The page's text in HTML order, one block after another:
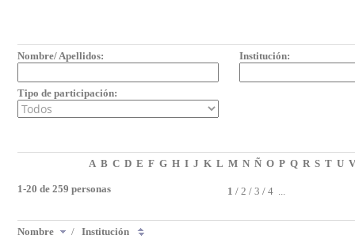
Nombre/ Apellidos: Institución:
Tipo de participación:
A B C D E F G H I J K L M N Ñ O P Q R S T U V
1-20 de 259 personas 1 / 2 / 3 / 4 ...
Nombre / Institución